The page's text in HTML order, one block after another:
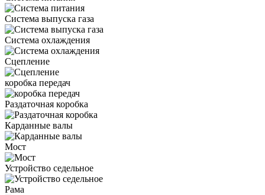
Система выпуска газа
Система охлаждения
Сцепление
коробка передач
Раздаточная коробка
Карданные валы
Мост
Устройство седельное
Рама